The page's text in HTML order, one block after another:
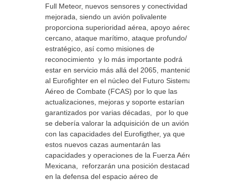
Full Meteor, nuevos sensores y conectividad
mejorada, siendo un avión polivalente
proporciona superioridad aérea, apoyo aéreo
cercano, ataque marítimo, ataque profundo/
estratégico, así como misiones de
reconocimiento y lo más importante podrá
estar en servicio más allá del 2065, mantenido
al Eurofighter en el núcleo del Futuro Sistema
Aéreo de Combate (FCAS) por lo que las
actualizaciones, mejoras y soporte estarían
garantizados por varias décadas, por lo que
se debería valorar la adquisición de un avión
con las capacidades del Eurofigther, ya que
estos nuevos cazas aumentarán las
capacidades y operaciones de la Fuerza Aérea
Mexicana, reforzarán una posición destacada
en la defensa del espacio aéreo de